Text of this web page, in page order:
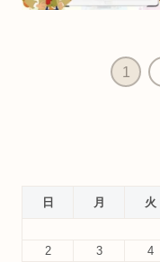
1
日 月 火
2
3 4